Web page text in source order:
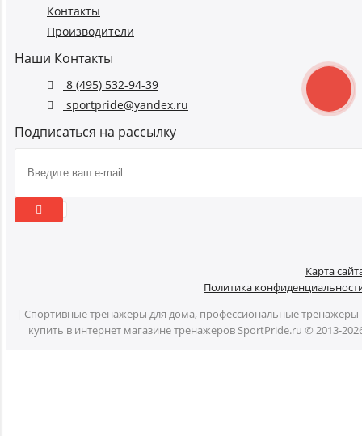
Контакты
Производители
Наши Контакты
8 (495) 532-94-39
sportpride@yandex.ru
Подписаться на рассылку
Карта
Политика
| Спортивные тренажеры для дома, профессиональные тренажеры
купить в интернет магазине тренажеров SportPride.ru © 2013-